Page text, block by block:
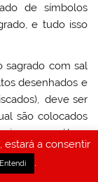
de símbolos
e tudo isso
sagrado com sal
desenhados e
deve ser
são colocados
como óleos
estará a consentir
Entendi .